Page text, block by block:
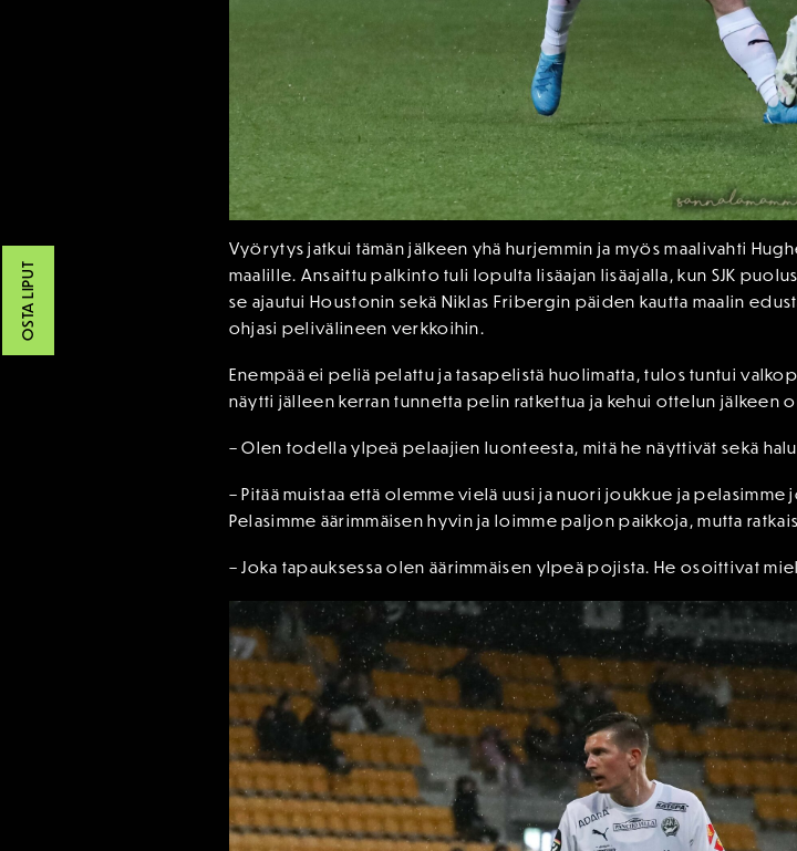
Vyörytys jatkui tämän jälkeen yhä hurjemmin ja myös maalivahti
maalille. Ansaittu palkinto tuli lopulta lisäajan lisäajalla, kun SJK
se ajautui Houstonin sekä Niklas Fribergin päiden kautta maalin
ohjasi pelivälineen verkkoihin.
Enempää ei peliä pelattu ja tasapelistä huolimatta, tulos tuntui
näytti jälleen kerran tunnetta pelin ratkettua ja kehui ottelun jälkeen
– Olen todella ylpeä pelaajien luonteesta, mitä he näyttivät sekä
– Pitää muistaa että olemme vielä uusi ja nuori joukkue ja
Pelasimme äärimmäisen hyvin ja loimme paljon paikkoja, mutta
– Joka tapauksessa olen äärimmäisen ylpeä pojista. He osoittivat
OSTA LIPUT